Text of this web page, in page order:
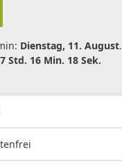
Dienstag, 11. August.
Std. 16 Min. 18 Sek.